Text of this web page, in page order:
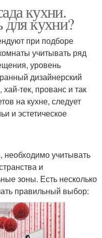
кухни.
для кухни?
при подборе
учитывать ряд
уровень
дизайнерский
хай-тек, прованс и так
на кухне, следует
и эстетическое
учитывать
и
зоны. Есть несколько
правильный выбор: